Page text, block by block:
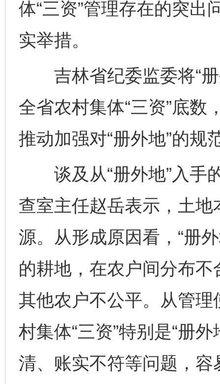
体“三资”管理存在的突出
实举措。
吉林省纪委监委将“册
全省农村集体“三资”底
推动加强对“册外地”的规
谈及从“册外地”入手
查室主任赵岳表示，土
源。从形成原因看，“册
的耕地，在农户间分布
其他农户不公平。从管
村集体“三资”特别是“册
清、账实不符等问题，